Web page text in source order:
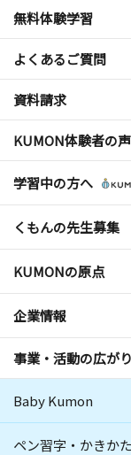
無料体験学習
よくあるご質問
資料請求
KUMON体験者の声
学習中の方へ
くもんの先生募集
KUMONの原点
企業情報
事業・活動の広がり
Baby Kumon
ペン習字・かきか